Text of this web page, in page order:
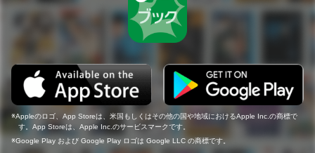
Appleのロゴ、App Storeは、米国もしくはその他の国や地域におけるApple Inc.の商標で
す。App Storeは、Apple Inc.のサービスマークです。
Google Play および Google Play ロゴは Google LLC の商標です。